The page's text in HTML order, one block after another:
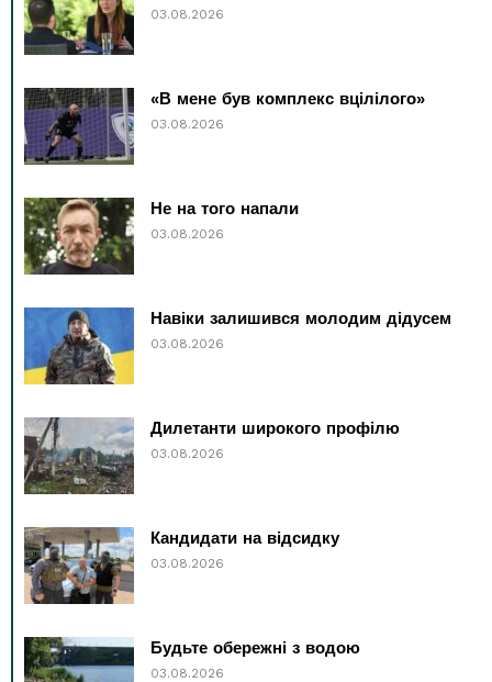
03.08.2026
«В мене був комплекс вцілілого»
03.08.2026
Не на того напали
03.08.2026
Навіки залишився молодим дідусем
03.08.2026
Дилетанти широкого профілю
03.08.2026
Кандидати на відсидку
03.08.2026
Будьте обережні з водою
03.08.2026